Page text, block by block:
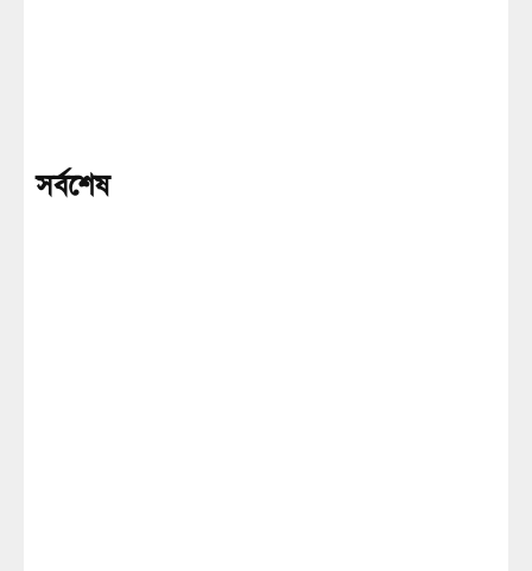
সর্বশেষ